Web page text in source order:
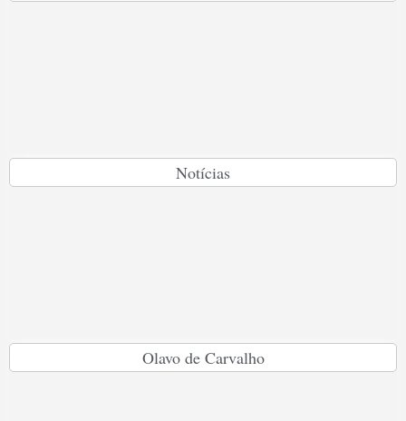
Notícias
Olavo de Carvalho